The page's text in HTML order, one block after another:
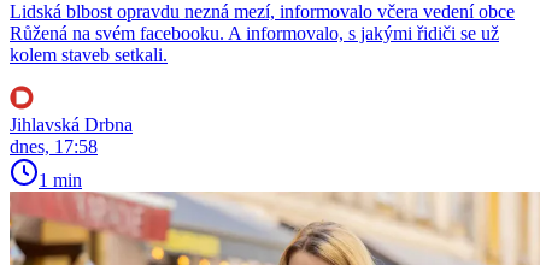
Lidská blbost opravdu nezná mezí, informovalo včera vedení obce
Růžená na svém facebooku. A informovalo, s jakými řidiči se už
kolem staveb setkali.
Jihlavská Drbna
dnes, 17:58
1 min